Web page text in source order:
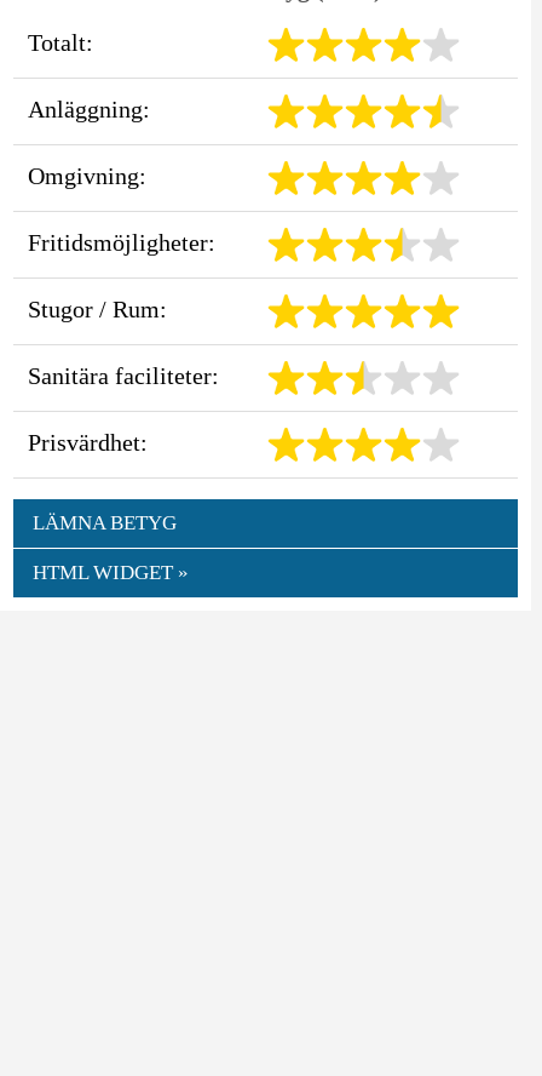
Totalt:
Anläggning:
Omgivning:
Fritidsmöjligheter:
Stugor / Rum:
Sanitära faciliteter:
Prisvärdhet:
LÄMNA BETYG
HTML WIDGET »